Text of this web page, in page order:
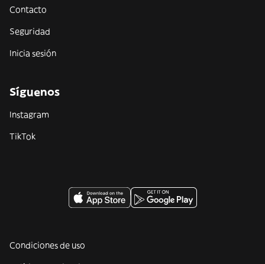
Contacto
Seguridad
Inicia sesión
Síguenos
Instagram
TikTok
Condiciones de uso